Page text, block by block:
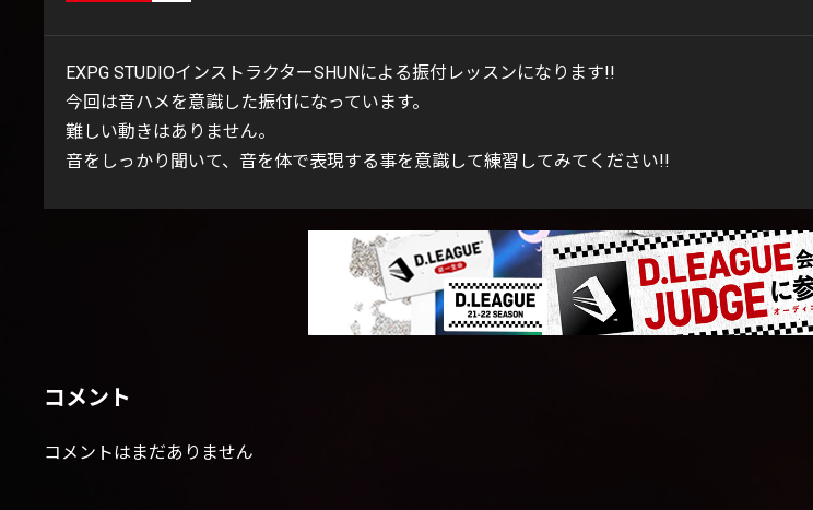
EXPG STUDIOインストラクターSHUNによる振付レッスンになります!!
今回は音ハメを意識した振付になっています。
難しい動きはありません。
音をしっかり聞いて、音を体で表現する事を意識して練習してみてください!!
コメント
コメントはまだありません